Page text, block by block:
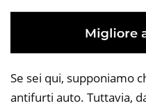
Se sei qui, supponiamo
antifurti auto. Tuttavia,